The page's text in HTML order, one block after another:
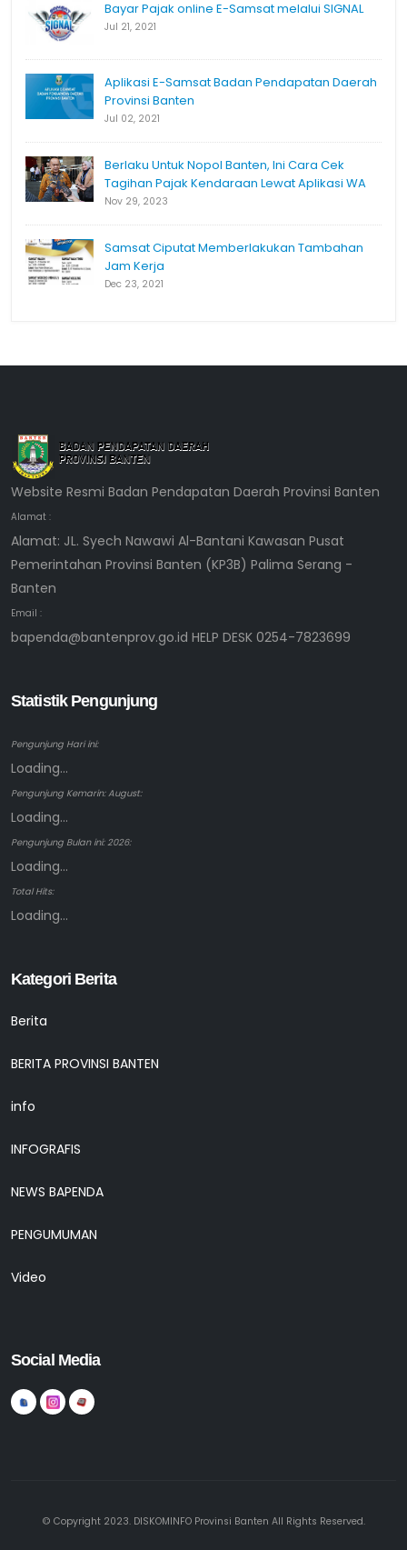
Bayar Pajak online E-Samsat melalui SIGNAL
Jul 21, 2021
Aplikasi E-Samsat Badan Pendapatan Daerah
Provinsi Banten
Jul 02, 2021
Berlaku Untuk Nopol Banten, Ini Cara Cek
Tagihan Pajak Kendaraan Lewat Aplikasi WA
Nov 29, 2023
Samsat Ciputat Memberlakukan Tambahan
Jam Kerja
Dec 23, 2021
Website Resmi Badan Pendapatan Daerah Provinsi Banten
Alamat :
Alamat: JL. Syech Nawawi Al-Bantani Kawasan Pusat
Pemerintahan Provinsi Banten (KP3B) Palima Serang -
Banten
Email :
bapenda@bantenprov.go.id HELP DESK 0254-7823699
Statistik Pengunjung
Pengunjung Hari ini:
Loading...
Pengunjung Kemarin: August:
Loading...
Pengunjung Bulan ini: 2026:
Loading...
Total Hits:
Loading...
Kategori Berita
Berita
BERITA PROVINSI BANTEN
info
INFOGRAFIS
NEWS BAPENDA
PENGUMUMAN
Video
Social Media
© Copyright 2023. DISKOMINFO Provinsi Banten All Rights Reserved.